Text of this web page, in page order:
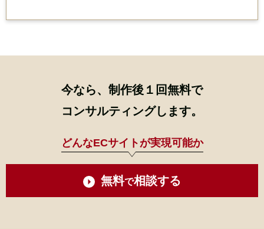
今なら、制作後 １ 回無料で
コンサルティングします。
どんなECサイトが実現可能か
無料で相談する